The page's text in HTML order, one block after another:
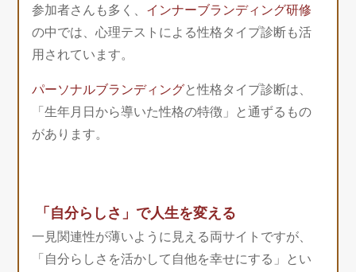
参加者さんも多く、 インナーブランディング研修
の中では、心理テストによる性格タイプ診断も活
用されています。
パーソナルブランディングと性格タイプ診断は、
「生年月日から導いた性格の特徴」と通ずるもの
があります。
「自分らしさ」で人生を変える
一見関連性が薄いように見える両サイトですが、
「自分らしさを活かして自他を幸せにする」とい